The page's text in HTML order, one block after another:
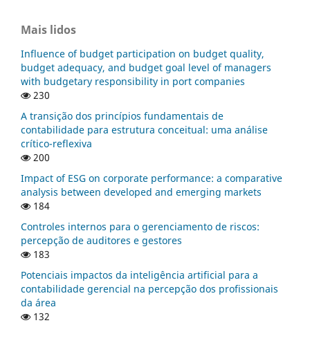
Mais lidos
Influence of budget participation on budget quality,
budget adequacy, and budget goal level of managers
with budgetary responsibility in port companies
230
A transição dos princípios fundamentais de
contabilidade para estrutura conceitual: uma análise
crítico-reflexiva
200
Impact of ESG on corporate performance: a comparative
analysis between developed and emerging markets
184
Controles internos para o gerenciamento de riscos:
percepção de auditores e gestores
183
Potenciais impactos da inteligência artificial para a
contabilidade gerencial na percepção dos profissionais
da área
132